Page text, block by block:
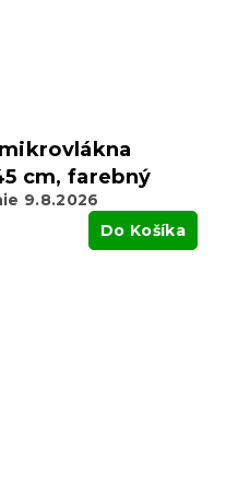
cm, farebný
9.8.2026
Do Košíka